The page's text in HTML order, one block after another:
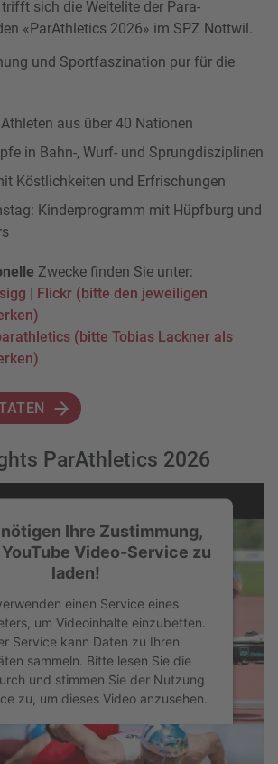
sich die Weltelite der Para-
«ParAthletics 2026» im SPZ Nottwil.
und Sportfaszination pur für die
aus über 40 Nationen
in Bahn-, Wurf- und Sprungdisziplinen
Köstlichkeiten und Erfrischungen
Kinderprogramm mit Hüpfburg und
Zwecke finden Sie unter:
| Flickr (bitte den jeweiligen
(bitte Tobias Lackner als
ParAthletics 2026
Ihre Zustimmung,
Video-Service zu
laden!
einen Service eines
um Videoinhalte einzubetten.
Service kann Daten zu Ihren
sammeln. Bitte lesen Sie die
und stimmen Sie der Nutzung
zu, um dieses Video anzusehen.
Mehr Informationen